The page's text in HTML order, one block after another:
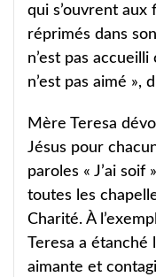
qui s’ouvrent
réprimés dans
n’est pas
n’est pas aimé »,
Mère Teresa
Jésus pour
paroles « J’ai
toutes les
Charité. À
Teresa a
aimante et